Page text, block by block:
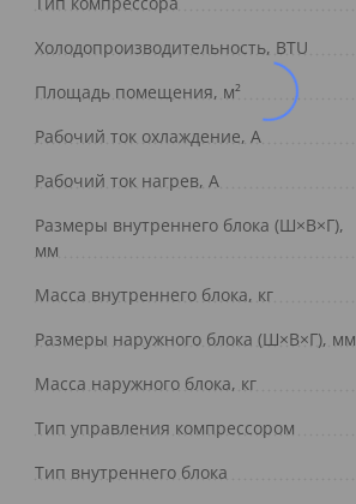
Холодопроизводительность, BTU
Площадь помещения, м²
Рабочий ток охлаждение, А
Рабочий ток нагрев, А
Размеры внутреннего блока (Ш×В×Г),
мм
Масса внутреннего блока, кг
Размеры наружного блока (Ш×В×Г), мм
Масса наружного блока, кг
Тип управления компрессором
Тип внутреннего блока